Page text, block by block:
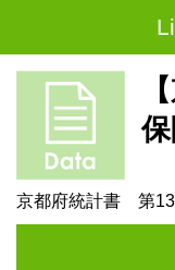
京都府統計書 第